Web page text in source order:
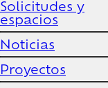
Solicitudes y
espacios
Noticias
Proyectos